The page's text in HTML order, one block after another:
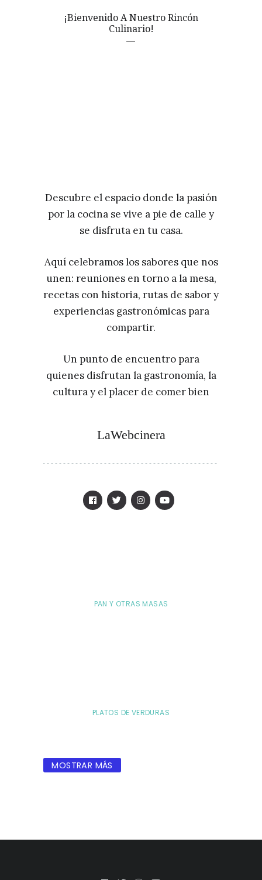
¡Bienvenido A Nuestro Rincón
Culinario!
Descubre el espacio donde la pasión
por la cocina se vive a pie de calle y
se disfruta en tu casa.
Aquí celebramos los sabores que nos
unen: reuniones en torno a la mesa,
recetas con historia, rutas de sabor y
experiencias gastronómicas para
compartir.
Un punto de encuentro para
quienes disfrutan la gastronomía, la
cultura y el placer de comer bien
LaWebcinera
PAN Y OTRAS MASAS
PLATOS DE VERDURAS
MOSTRAR MÁS